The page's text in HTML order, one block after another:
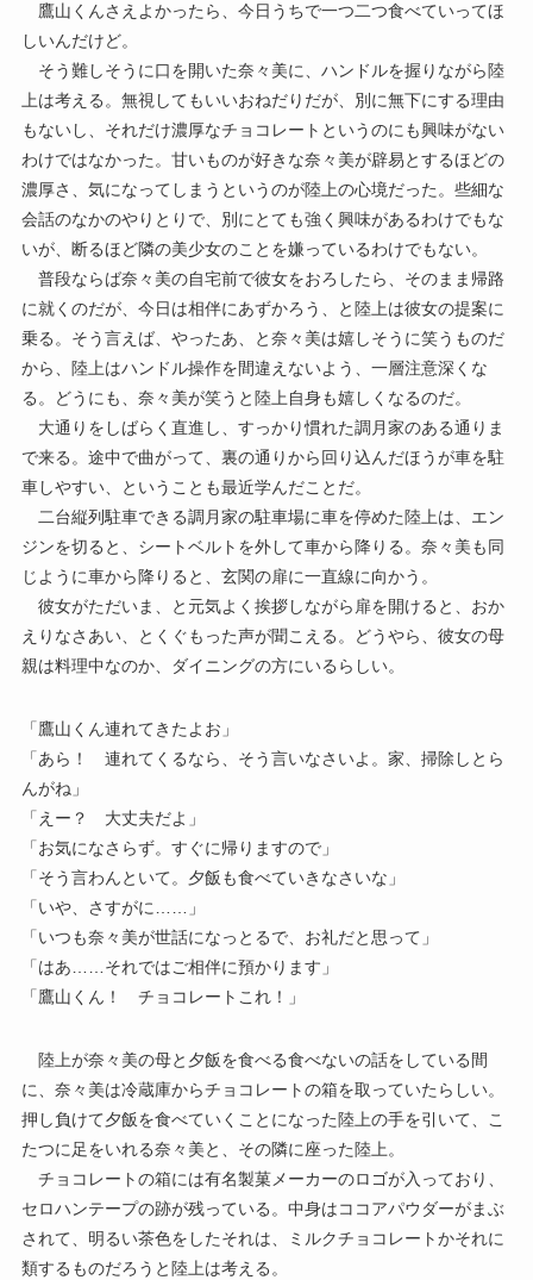
鷹山くんさえよかったら、今日うちで一つ二つ食べていってほ
しいんだけど。
そう難しそうに口を開いた奈々美に、ハンドルを握りながら陸
上は考える。無視してもいいおねだりだが、別に無下にする理由
もないし、それだけ濃厚なチョコレートというのにも興味がない
わけではなかった。甘いものが好きな奈々美が辟易とするほどの
濃厚さ、気になってしまうというのが陸上の心境だった。些細な
会話のなかのやりとりで、別にとても強く興味があるわけでもな
いが、断るほど隣の美少女のことを嫌っているわけでもない。
普段ならば奈々美の自宅前で彼女をおろしたら、そのまま帰路
に就くのだが、今日は相伴にあずかろう、と陸上は彼女の提案に
乗る。そう言えば、やったあ、と奈々美は嬉しそうに笑うものだ
から、陸上はハンドル操作を間違えないよう、一層注意深くな
る。どうにも、奈々美が笑うと陸上自身も嬉しくなるのだ。
大通りをしばらく直進し、すっかり慣れた調月家のある通りま
で来る。途中で曲がって、裏の通りから回り込んだほうが車を駐
車しやすい、ということも最近学んだことだ。
二台縦列駐車できる調月家の駐車場に車を停めた陸上は、エン
ジンを切ると、シートベルトを外して車から降りる。奈々美も同
じように車から降りると、玄関の扉に一直線に向かう。
彼女がただいま、と元気よく挨拶しながら扉を開けると、おか
えりなさあい、とくぐもった声が聞こえる。どうやら、彼女の母
親は料理中なのか、ダイニングの方にいるらしい。
「鷹山くん連れてきたよお」
「あら！ 連れてくるなら、そう言いなさいよ。家、掃除しとら
んがね」
「えー？ 大丈夫だよ」
「お気になさらず。すぐに帰りますので」
「そう言わんといて。夕飯も食べていきなさいな」
「いや、さすがに……」
「いつも奈々美が世話になっとるで、お礼だと思って」
「はあ……それではご相伴に預かります」
「鷹山くん！ チョコレートこれ！」
陸上が奈々美の母と夕飯を食べる食べないの話をしている間
に、奈々美は冷蔵庫からチョコレートの箱を取っていたらしい。
押し負けて夕飯を食べていくことになった陸上の手を引いて、こ
たつに足をいれる奈々美と、その隣に座った陸上。
チョコレートの箱には有名製菓メーカーのロゴが入っており、
セロハンテープの跡が残っている。中身はココアパウダーがまぶ
されて、明るい茶色をしたそれは、ミルクチョコレートかそれに
類するものだろうと陸上は考える。